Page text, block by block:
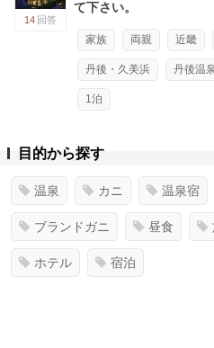
14 回答
て下さい。
家族 両親 近畿
丹後・久美浜 丹後温
1泊
目的から探す
温泉 カニ 温泉宿
ブランドガニ 昼食
ホテル 宿泊